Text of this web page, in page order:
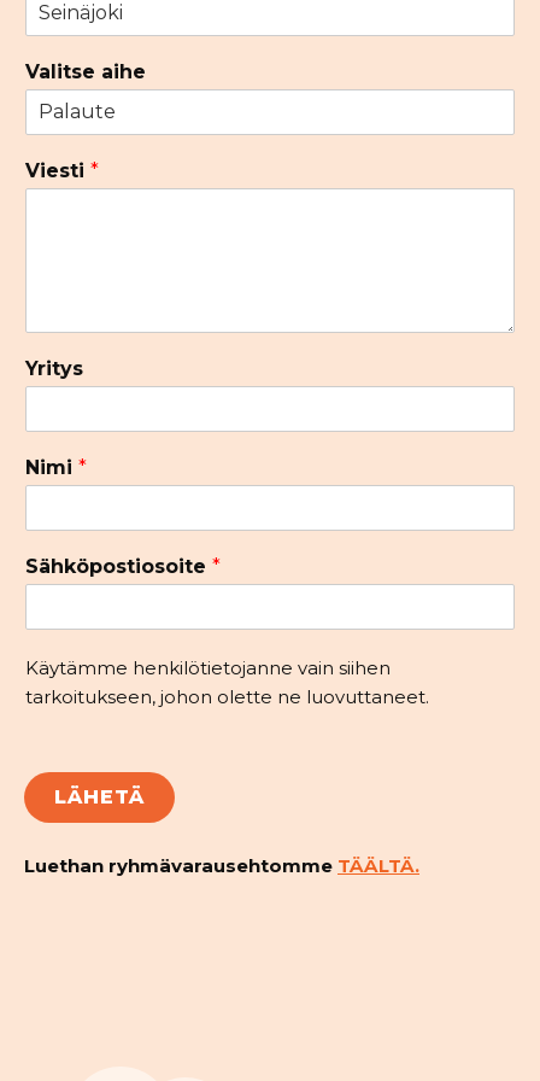
Valitse aihe
Viesti *
Yritys
Nimi *
Sähköpostiosoite *
Käytämme henkilötietojanne vain siihen
tarkoitukseen, johon olette ne luovuttaneet.
LÄHETÄ
Luethan ryhmävarausehtomme TÄÄLTÄ.